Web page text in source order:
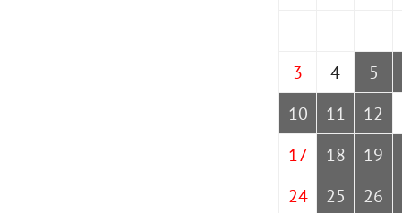
3
4 5
10
11 12
17
18 19
24
25 26